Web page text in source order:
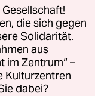
die sich gegen
Solidarität.
aus
im Zentrum“ –
Kulturzentren
dabei?